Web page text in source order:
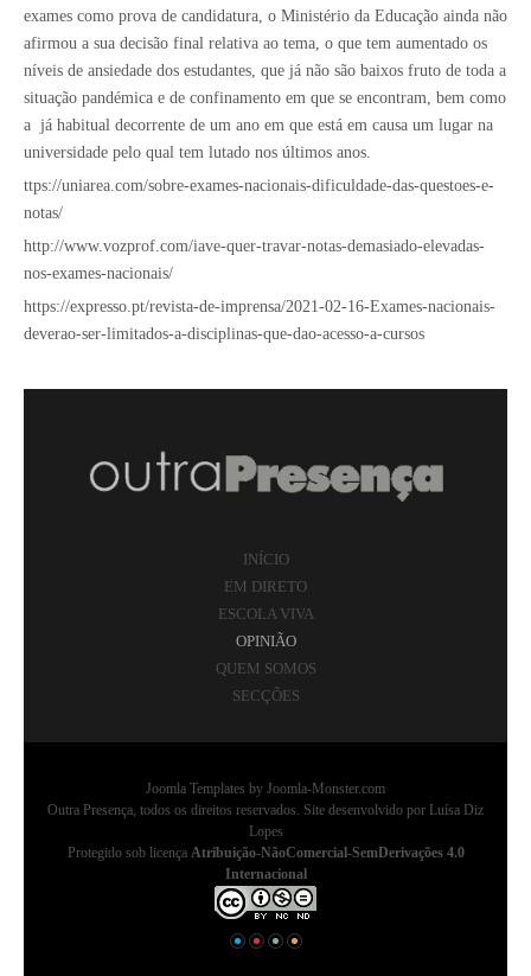
exames como prova de candidatura, o Ministério da Educação ainda não
afirmou a sua decisão final relativa ao tema, o que tem aumentado os
níveis de ansiedade dos estudantes, que já não são baixos fruto de toda a
situação pandémica e de confinamento em que se encontram, bem como
a já habitual decorrente de um ano em que está em causa um lugar na
universidade pelo qual tem lutado nos últimos anos.
ttps://uniarea.com/sobre-exames-nacionais-dificuldade-das-questoes-e-
notas/
http://www.vozprof.com/iave-quer-travar-notas-demasiado-elevadas-
nos-exames-nacionais/
https://expresso.pt/revista-de-imprensa/2021-02-16-Exames-nacionais-
deverao-ser-limitados-a-disciplinas-que-dao-acesso-a-cursos
INÍCIO
EM DIRETO
ESCOLA VIVA
OPINIÃO
QUEM SOMOS
SECÇÕES
Joomla Templates by Joomla-Monster.com
Outra Presença, todos os direitos reservados. Site desenvolvido por Luísa Diz
Lopes
Protegido sob licença Atribuição-NãoComercial-SemDerivações 4.0
Internacional